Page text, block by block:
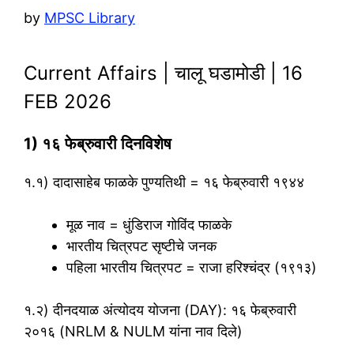
by MPSC Library
Current Affairs | चालू घडामोडी | 16
FEB 2026
1) १६ फेब्रुवारी दिनविशेष
१.१) दादासाहेब फाळके पुण्यतिथी = १६ फेब्रुवारी १९४४
मूळ नाव = धुंडिराज गोविंद फाळके
भारतीय चित्रपट सृष्टीचे जनक
पहिला भारतीय चित्रपट = राजा हरिश्चंद्र (१९१३)
१.२) दीनदयाळ अंत्योदय योजना (DAY): १६ फेब्रुवारी
२०१६ (NRLM & NULM यांना नाव दिले)